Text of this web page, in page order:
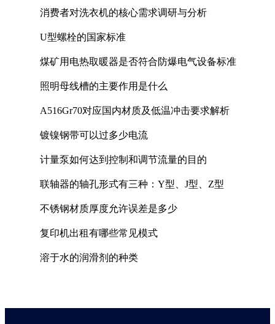
消费者对洗衣机的核心需求调研与分析
U型螺栓的国家标准
煤矿用电热取暖器是否符合防爆电气设备标准
照明母线槽的主要作用是什么
A516Gr70对应国内材质及低温冲击要求解析
镀镍钢带可以过多少电流
计量泵如何达到控制和调节流量的目的
联轴器的轴孔形式有三种：Y型、J型、Z型
不锈钢材质厚度允许误差是多少
复印机出租有哪些常见模式
溶于水的润滑剂的种类